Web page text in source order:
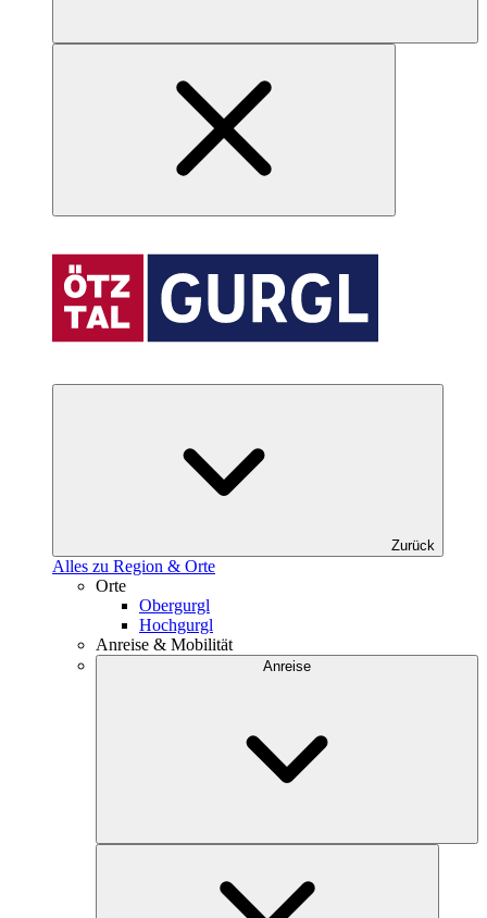
Zurück
Alles zu Region & Orte
Orte
Obergurgl
Hochgurgl
Anreise & Mobilität
Anreise